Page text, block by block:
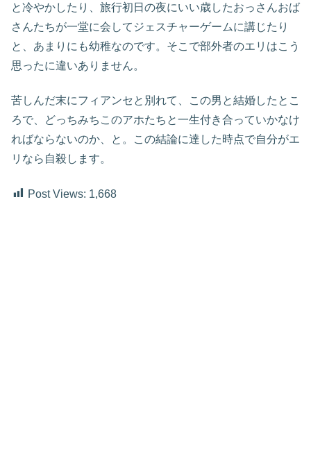
と冷やかしたり、旅行初日の夜にいい歳したおっさんおば
さんたちが一堂に会してジェスチャーゲームに講じたり
と、あまりにも幼稚なのです。そこで部外者のエリはこう
思ったに違いありません。
苦しんだ末にフィアンセと別れて、この男と結婚したとこ
ろで、どっちみちこのアホたちと一生付き合っていかなけ
ればならないのか、と。この結論に達した時点で自分がエ
リなら自殺します。
Post Views: 1,668